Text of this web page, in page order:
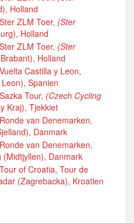
Holland
ZLM Toer, (Ster
Holland
ZLM Toer, (Ster
Holland
Castilla y Leon,
Spanien
Tour, (Czech Cycling
Kraj), Tjekkiet
van Denemarken,
Danmark
van Denemarken,
(Midtjyllen), Danmark
of Croatia, Tour de
(Zagrebacka), Kroatien